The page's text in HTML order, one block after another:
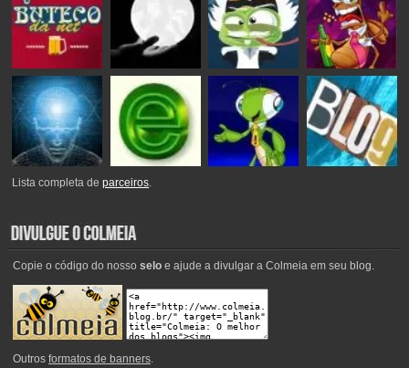
Lista completa deparceiros.
Copie o código do nosso seloe ajude a divulgar a Colmeia em seu blog.
Outros formatos de banners.